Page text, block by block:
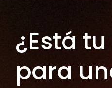
¿Está
para